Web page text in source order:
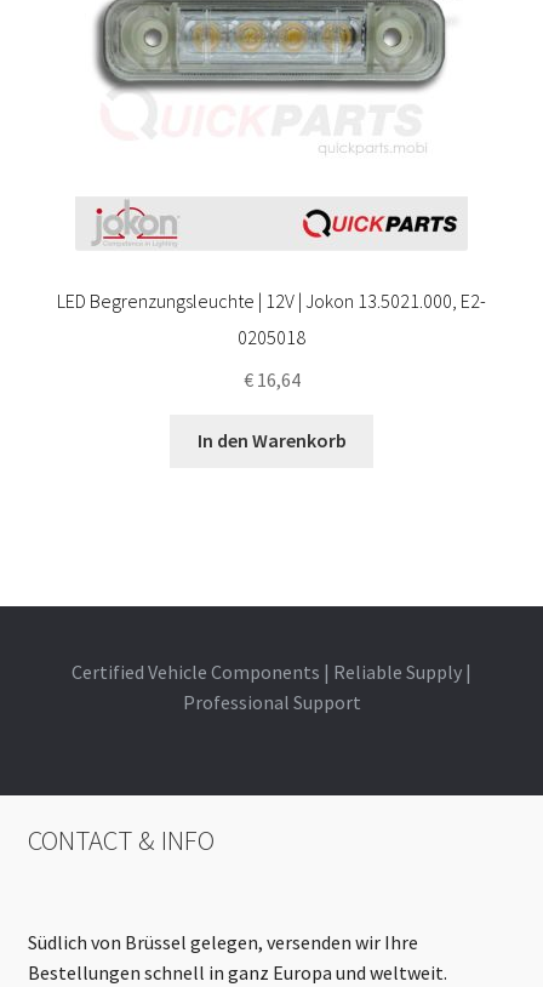
LED Begrenzungsleuchte | 12V | Jokon 13.5021.000, E2-
0205018
€16,64
In den Warenkorb
Certified Vehicle Components | Reliable Supply |
Professional Support
CONTACT & INFO
Südlich von Brüssel gelegen, versenden wir Ihre
Bestellungen schnell in ganz Europa und weltweit.